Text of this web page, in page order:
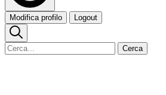
Modifica profilo Logout
Cerca